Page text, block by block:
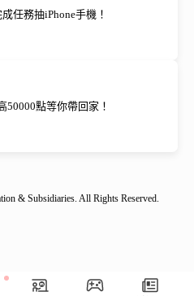
任務抽iPhone手機！
50000點等你帶回家！
& Subsidiaries. All Rights Reserved.